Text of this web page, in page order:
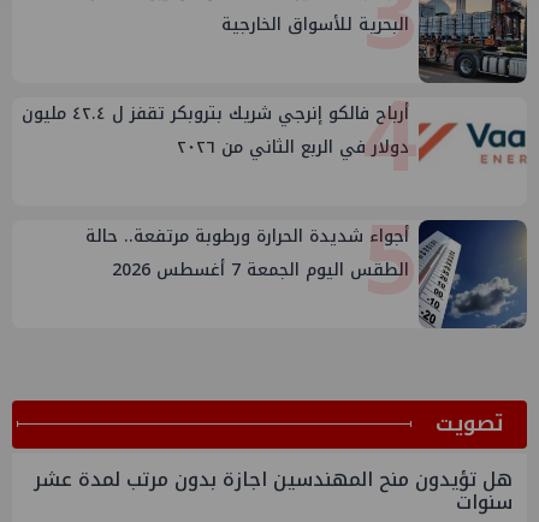
البحرية للأسواق الخارجية
4
أرباح فالكو إنرجي شريك بتروبكر تقفز ل ٤٢.٤ مليون
دولار في الربع الثاني من ٢٠٢٦
5
أجواء شديدة الحرارة ورطوبة مرتفعة.. حالة
الطقس اليوم الجمعة 7 أغسطس 2026
ﺗﺼﻮﻳﺖ
هل تؤيدون منح المهندسين اجازة بدون مرتب لمدة عشر
سنوات